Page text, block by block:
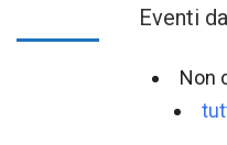
Eventi
Non